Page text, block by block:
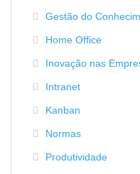
Gestão do
Home Office
Inovação nas
Intranet
Kanban
Normas
Produtividade